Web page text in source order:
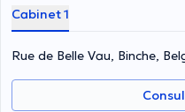
Cabinet 1
Rue de Belle Vau, Binche,